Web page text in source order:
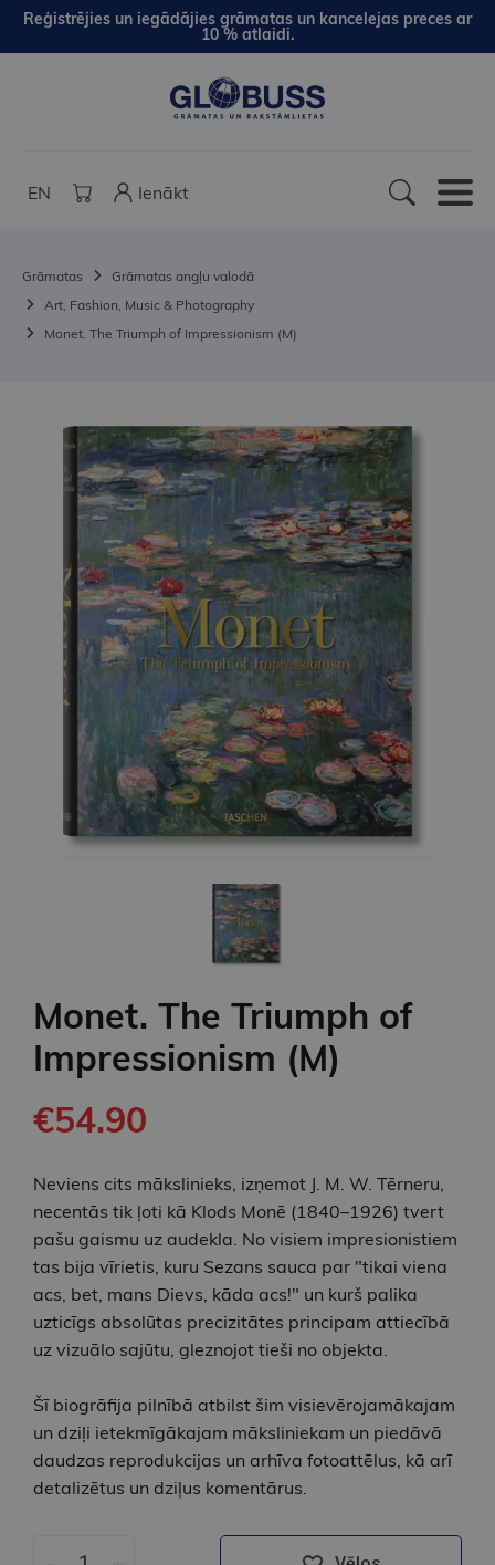
Reģistrējies un iegādājies grāmatas un kancelejas preces ar
10 % atlaidi.
EN Ienākt
Grāmatas
Grāmatas angļu valodā
Art, Fashion, Music & Photography
Monet. The Triumph of Impressionism (M)
Monet. The Triumph of
Impressionism (M)
€54.90
Neviens cits mākslinieks, izņemot J. M. W. Tērneru,
necentās tik ļoti kā Klods Monē (1840–1926) tvert
pašu gaismu uz audekla. No visiem impresionistiem
tas bija vīrietis, kuru Sezans sauca par "tikai viena
acs, bet, mans Dievs, kāda acs!" un kurš palika
uzticīgs absolūtas precizitātes principam attiecībā
uz vizuālo sajūtu, gleznojot tieši no objekta.
Šī biogrāfija pilnībā atbilst šim visievērojamākajam
un dziļi ietekmīgākajam māksliniekam un piedāvā
daudzas reprodukcijas un arhīva fotoattēlus, kā arī
detalizētus un dziļus komentārus.